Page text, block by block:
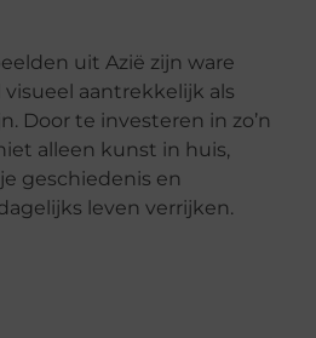
uit Azië zijn ware
aantrekkelijk als
Door te investeren in zo’n
alleen kunst in huis,
geschiedenis en
leven verrijken.